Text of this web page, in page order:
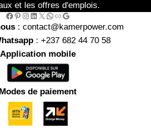
et les offres d'emplois.
Facebook Pinterest Instagram LinkedIn X WhatsApp Link Google
: contact@kamerpower.com
: +237 682 44 70 58
Application mobile
Modes de paiement